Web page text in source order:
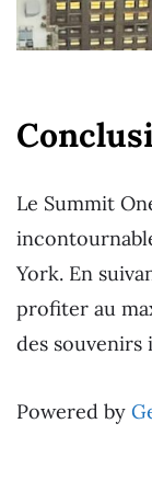
Le Summit
York. En
profiter au
des souvenirs
Powered by